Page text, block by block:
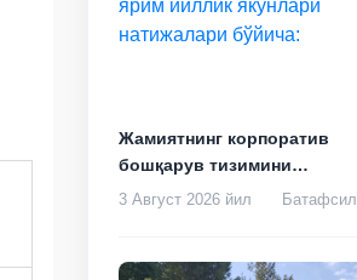
Жамиятнинг корпоратив
бошқарув тизимини
бахолашнинг 2026 йил...
3 Август 2026 йил Батафсил